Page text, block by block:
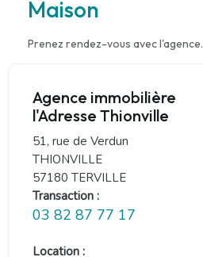
Maison
Prenez rendez-vous avec l'agence.
Agence immobilière
l'Adresse Thionville
51, rue de Verdun
THIONVILLE
57180 TERVILLE
Transaction :
03 82 87 77 17
Location :